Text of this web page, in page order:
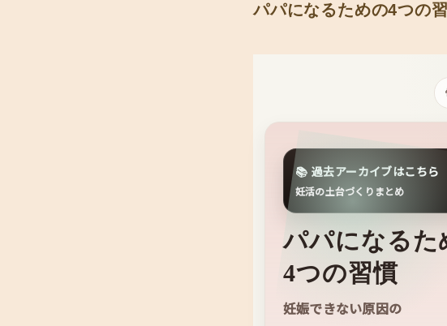
パパになるための4つの
📚 過去アーカイブはこちら
妊活の土台づくりまとめ
パパになるた
4つの習慣
妊娠できない原因の